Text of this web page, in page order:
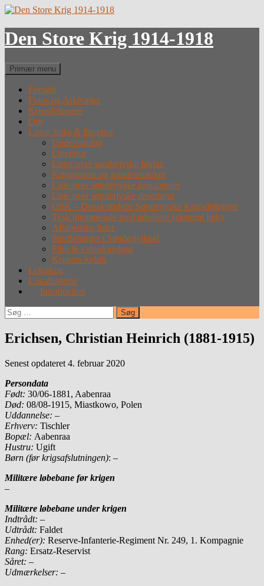
Hop
indhold
Den Store Krig 1914-1918
Søg
Primær menu
Forside
Fotos og Arkivalier
Krigsdeltagere
Om
Lister, links & litteratur
Undervisning
Litteratur
Lister over sønderjyske faldne
Krigergrave og mindesmærker
Liste over sønderjyske krigsfanger
Liste over sønderjyske desertører
DSK – Dansksindede Sønderjyske Krigsdeltagere
Tysk hjemmeside med tabslister (eksternt link)
Alfabetiske lister
Straffefanger i Sønderjylland
Film & videoforedrag
Krigens forløb
Leksikon
Lokalhistorie
Introduction
Søg
efter:
Erichsen, Christian Heinrich (1881-1915)
Senest opdateret 4. februar 2020
Persondata
Født: 30/06-1881, Aabenraa
Død: 08/08-1915, Miastkowo, Polen
Uddannelse: –
Erhverv: Tischler
Bopæl: Aabenraa
Hustru: Ugift
Børn (før krigsafslutningen): –
Militære løbebane før krigen
–
Militære løbebane under krigen
Indtrådt: –
Udtrådt: Faldet
Enhed(er): Reserve-Infanterie-Regiment Nr. 249, 1. Kompagnie
Rang: Ersatz-Reservist
Såret: –
Udmærkelser: –